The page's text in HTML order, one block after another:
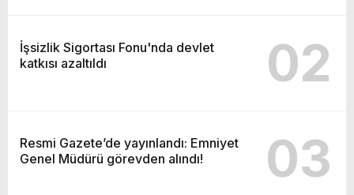
İşsizlik Sigortası Fonu'nda devlet
katkısı azaltıldı
02
Resmi Gazete’de yayınlandı: Emniyet
Genel Müdürü görevden alındı!
03